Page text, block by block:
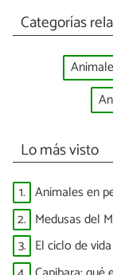
Categorías
Lo más visto
1. Animales en
2. Medusas del
3. El ciclo de